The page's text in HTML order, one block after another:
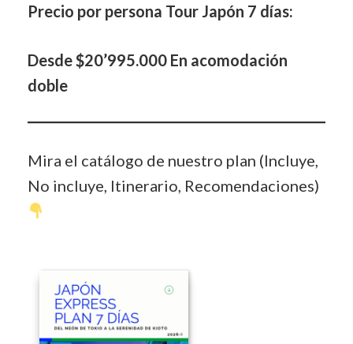
Precio por persona Tour Japón 7 días:
Desde $20’995.000 En acomodación
doble
Mira el catálogo de nuestro plan (Incluye,
No incluye, Itinerario, Recomendaciones)